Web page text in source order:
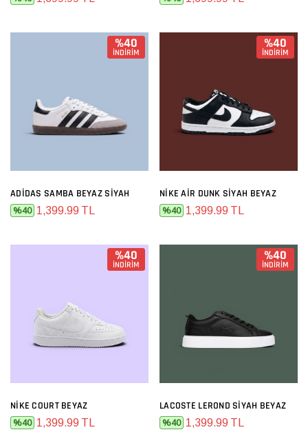
%40
İNDİRİM
ADIDAS SAMBA BEYAZ SIYAH
%40 1,399.99 TL
%40
İNDİRİM
NIKE AIR DUNK SIYAH BEYAZ
%40 1,399.99 TL
%40
İNDİRİM
NIKE COURT BEYAZ
%40 1,399.99 TL
%40
İNDİRİM
LACOSTE LEROND SIYAH BEYAZ
%40 1,399.99 TL